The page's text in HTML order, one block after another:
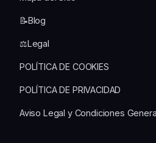
📝Blog
⚖️Legal
POLÍTICA DE COOKIES
POLÍTICA DE PRIVACIDAD
Aviso Legal y Condiciones